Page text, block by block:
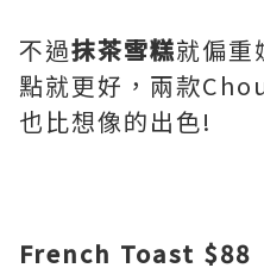
不過抹茶雪糕就偏重
點就更好，兩款
也比想像的出色!
French Toast $88